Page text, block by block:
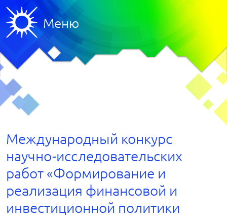
Меню
Международный конкурс
научно-исследовательских
работ «Формирование и
реализация финансовой и
инвестиционной политики